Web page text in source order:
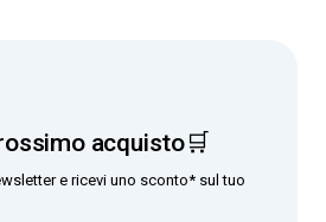
acquisto🛒
e ricevi uno sconto* sul tuo